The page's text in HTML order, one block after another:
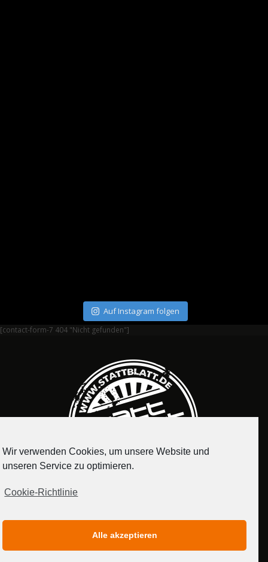
Auf Instagram folgen
[contact-form-7 404 "Nicht gefunden"]
MEDIADATEN
Wir verwenden Cookies, um unsere Website und
unseren Service zu optimieren.
Cookie-Richtlinie
Alle akzeptieren